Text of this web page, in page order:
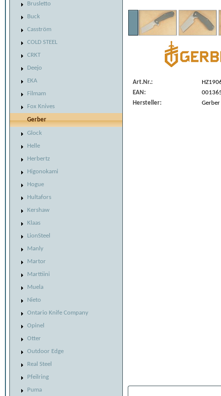
Brusletto
Buck
Casström
COLD STEEL
CRKT
Deejo
EKA
Filmam
Fox Knives
Gerber
Glock
Helle
Herbertz
Higonokami
Hogue
Hultafors
Kershaw
Klaas
LionSteel
Manly
Martor
Marttiini
Muela
Nieto
Ontario Knife Company
Opinel
Otter
Outdoor Edge
Real Steel
Pfeilring
Puma
Art.Nr.:
EAN:
Hersteller:
Gerber